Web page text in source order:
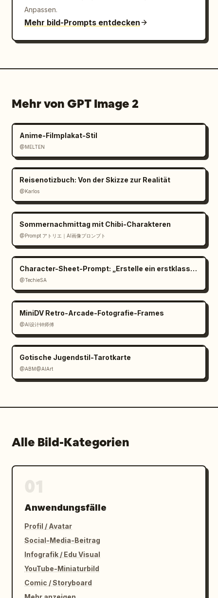
Anpassen.
Mehr bild-Prompts entdecken
Mehr von GPT Image 2
Anime-Filmplakat-Stil
@MELTEN
Reisenotizbuch: Von der Skizze zur Realität
@Karlos
Sommernachmittag mit Chibi-Charakteren
@Prompt アトリエ｜AI画像プロンプト
Character-Sheet-Prompt: „Erstelle ein erstklassiges cinemat
@TechieSA
MiniDV Retro-Arcade-Fotografie-Frames
@AI设计钟师傅
Gotische Jugendstil-Tarotkarte
@ABM@AIArt
Alle Bild-Kategorien
Anwendungsfälle
Profil / Avatar
Social-Media-Beitrag
Infografik / Edu Visual
YouTube-Miniaturbild
Comic / Storyboard